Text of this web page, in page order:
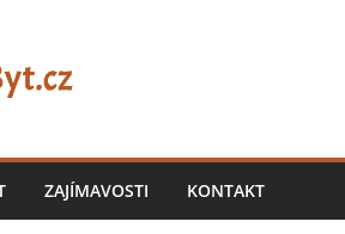
ZAJÍMAVOSTI KONTAKT